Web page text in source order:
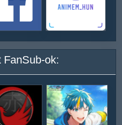
FanSub-ok: